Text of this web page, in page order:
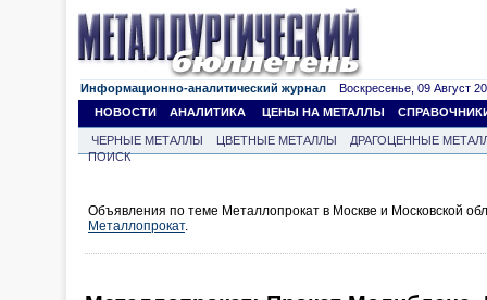
Информационно-аналитический журнал Воскресенье, 09 Август
НОВОСТИ
АНАЛИТИКА ЦЕНЫ НА МЕТАЛЛЫ
ЧЕРНЫЕ МЕТАЛЛЫ ЦВЕТНЫЕ МЕТАЛЛЫ
ДРАГОЦЕННЫЕ
ПОИСК
Объявления по теме Металлопрокат в Москве и Московской
Металлопрокат.